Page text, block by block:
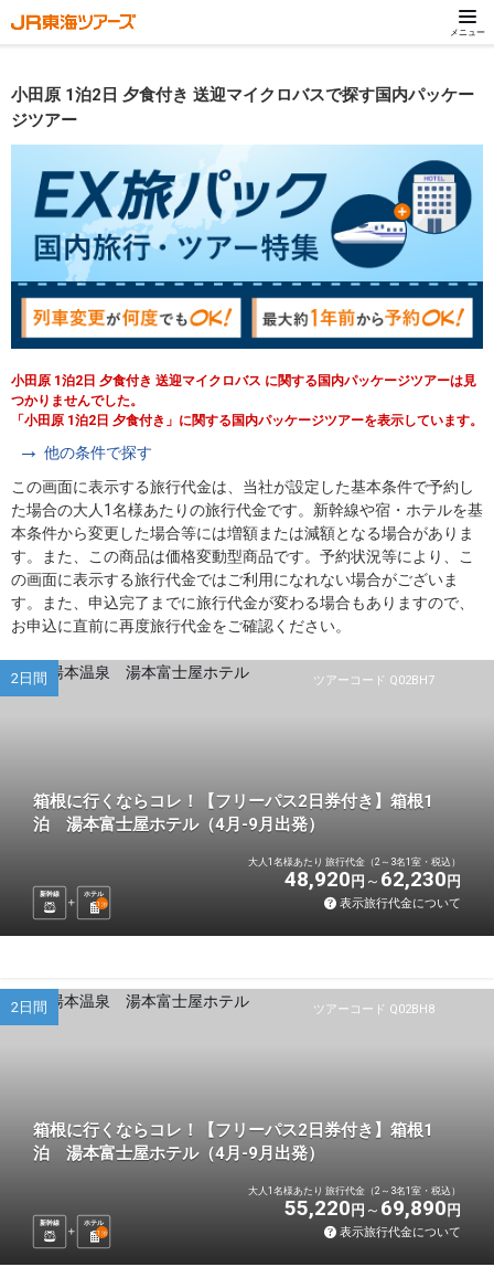
メニュー
小田原 1泊2日 夕食付き 送迎マイクロバスで探す国内パッケー
ジツアー
小田原 1泊2日 夕食付き 送迎マイクロバス に関する国内パッケージツアーは見
つかりませんでした。
「小田原 1泊2日 夕食付き」に関する国内パッケージツアーを表示しています。
他の条件で探す
この画面に表示する旅行代金は、当社が設定した基本条件で予約し
た場合の大人1名様あたりの旅行代金です。新幹線や宿・ホテルを基
本条件から変更した場合等には増額または減額となる場合がありま
す。また、この商品は価格変動型商品です。予約状況等により、こ
の画面に表示する旅行代金ではご利用になれない場合がございま
す。また、申込完了までに旅行代金が変わる場合もありますので、
お申込に直前に再度旅行代金をご確認ください。
ツアーコード Q02BH7
2日間
箱根に行くならコレ！【フリーパス2日券付き】箱根1
泊 湯本富士屋ホテル（4月-9月出発）
新幹線
ホテル
1 泊
大人1名様あたり 旅行代金（2～3名1室・税込）
48,920 円 62,230 円
表示旅行代金について
ツアーコード Q02BH8
2日間
箱根に行くならコレ！【フリーパス2日券付き】箱根1
泊 湯本富士屋ホテル（4月-9月出発）
新幹線
ホテル
1 泊
大人1名様あたり 旅行代金（2～3名1室・税込）
55,220 円 69,890 円
表示旅行代金について